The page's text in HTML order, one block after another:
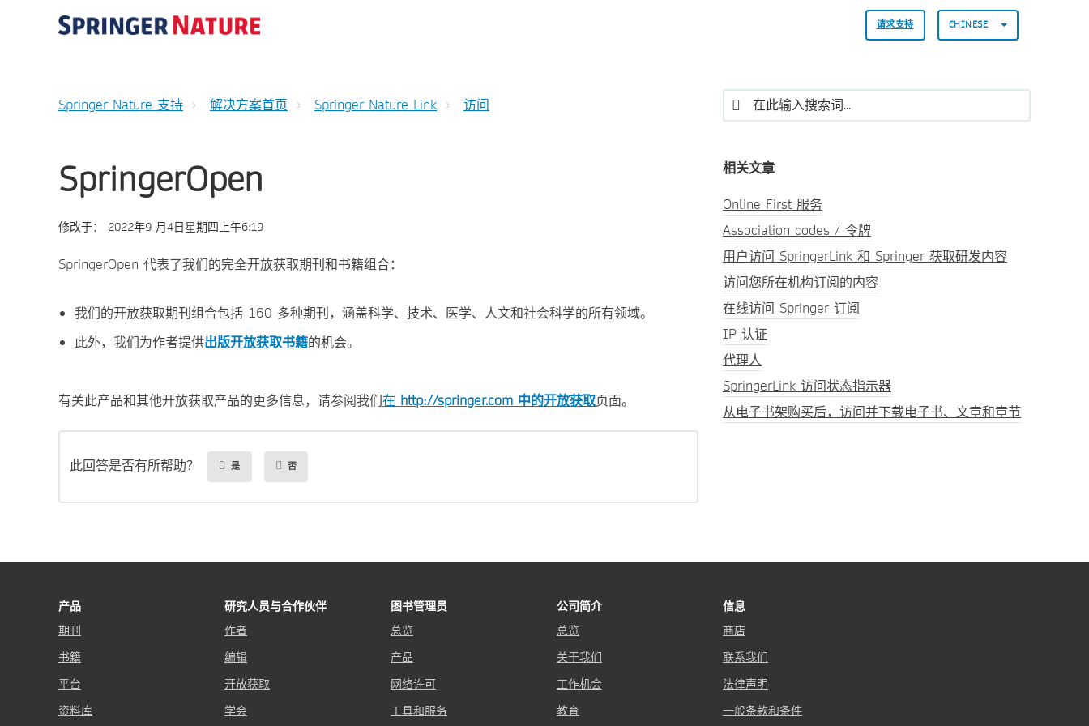
请求支持 CHINESE
Springer Nature 支持 解决方案首页 Springer Nature Link 访问
SpringerOpen
修改于： 2022年9 月4日星期四上午6:19
SpringerOpen 代表了我们的完全开放获取期刊和书籍组合：
我们的开放获取期刊组合包括 160 多种期刊，涵盖科学、技术、医学、人文和社会科学的所有领域。
此外，我们为作者提供出版开放获取书籍的机会。
有关此产品和其他开放获取产品的更多信息，请参阅我们在 http://springer.com 中的开放获取页面。
此回答是否有所帮助？ 是 否
相关文章
Online First 服务
Association codes / 令牌
用户访问 SpringerLink 和 Springer 获取研发内容
访问您所在机构订阅的内容
在线访问 Springer 订阅
IP 认证
代理人
SpringerLink 访问状态指示器
从电子书架购买后，访问并下载电子书、文章和章节
产品
期刊
书籍
平台
资料库
研究人员与合作伙伴
作者
编辑
开放获取
学会
图书管理员
总览
产品
网络许可
工具和服务
公司简介
总览
关于我们
工作机会
教育
信息
商店
联系我们
法律声明
一般条款和条件